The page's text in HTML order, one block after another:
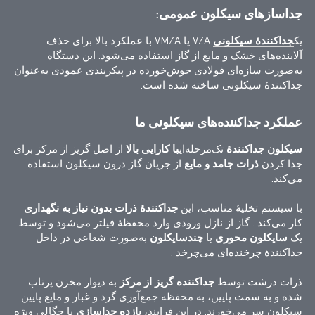
جداسازهای سیکلون عمومی:
یکجداکنندهٔ سیکلونی
VZA یا VMZA با عملکرد بالا برای حذف
آلاینده‌های خشک و مایع از گاز استفاده می‌شود. این دستگاه
به‌صورت سازه‌ای فولادی جوش‌خورده در پیکربندی عمودی به‌عنوان
جداکنندهٔ سیکلونی ساخته شده است.
عملکرد جداکننده‌های سیکلونی ما
سیکلون جداکنندهٔ تک‌مرحله‌ایبا کارایی بالا از اصل گریز از مرکز برای
جدا کردن ذرات جامد و مایع از جریان گاز درون سیکلون استفاده
می‌کند.
با سیستم تخلیهٔ مناسب، این جداکنندهٔ ذرات بدون نیاز به نگهداری
کار می‌کند
. گاز از نازل ورودی وارد محفظهٔ فیلتر می‌شود و توسط
یک سایکلون محوری یا چندسایکلون به‌صورت شعاعی در داخل
جداکنندهٔ چرخنده‌ای می‌چرخد
ذرات درشت توسط جداکننده گریز از مرکز به دیوار مخزن پرتاب
شده و به سمت پایین، به محفظه جمع‌آوری گرد و غبار و مایع پایین
سیکلون سر می‌خورند. در این فرایند، بازده جداسازی با چگالی ویژه